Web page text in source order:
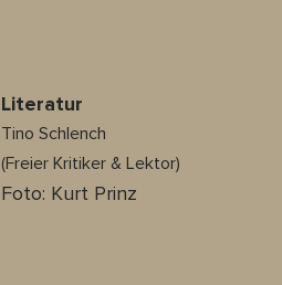
Literatur
Tino Schlench
(Freier Kritiker & Lektor)
Foto: Kurt Prinz